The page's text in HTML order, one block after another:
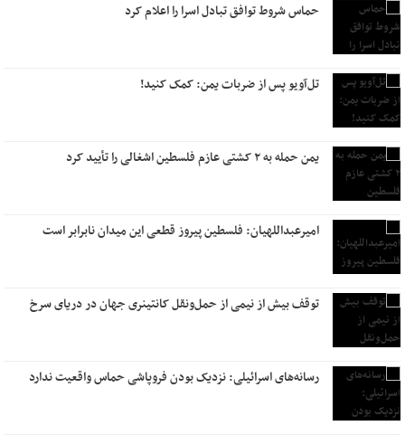
حماس شروط توافق تبادل اسرا را اعلام کرد
تل‌آویو پس از ضربات یمن: کمک کنید!
یمن حمله به ۲ کشتی عازم فلسطین اشغالی را تأیید کرد
امیرعبداللهیان: فلسطین پیروز قطعی این میدان نابرابر است
توقف بیش از نیمی از حمل‌ونقل کانتینری جهان در دریای سرخ
رسانه‌های اسرائیلی: نزدیک بودن فروپاشی حماس واقعیت ندارد